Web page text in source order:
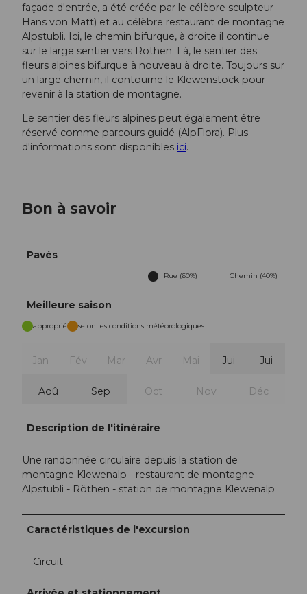
façade d'entrée, a été créée par le célèbre sculpteur
Hans von Matt) et au célèbre restaurant de montagne
Alpstubli. Ici, le chemin bifurque, à droite il continue
sur le large sentier vers Röthen. Là, le sentier des
fleurs alpines bifurque à nouveau à droite. Toujours sur
un large chemin, il contourne le Klewenstock pour
revenir à la station de montagne.
Le sentier des fleurs alpines peut également être
réservé comme parcours guidé (AlpFlora). Plus
d'informations sont disponibles ici.
Bon à savoir
Pavés
Rue (60%) Chemin (40%)
Meilleure saison
approprié selon les conditions météorologiques
Jan Fév Mar Avr Mai Jui Jui
Aoû Sep Oct Nov Déc
Description de l'itinéraire
Une randonnée circulaire depuis la station de
montagne Klewenalp - restaurant de montagne
Alpstubli - Röthen - station de montagne Klewenalp
Caractéristiques de l'excursion
Circuit